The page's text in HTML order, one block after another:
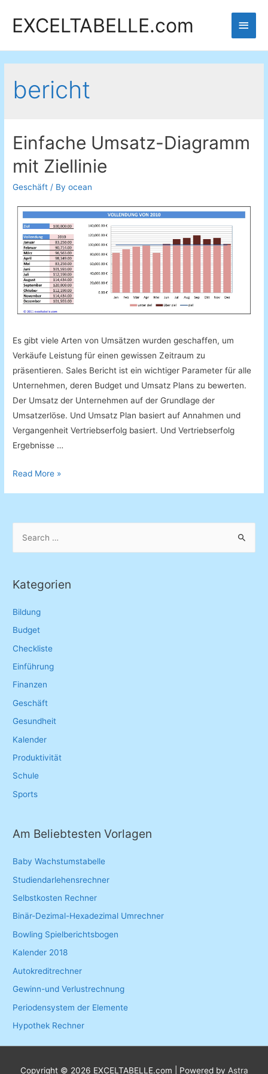
EXCELTABELLE.com
Main
bericht
Einfache Umsatz-Diagramm
mit Ziellinie
Geschäft / Byocean
Es gibt viele Arten von Umsätzen wurden geschaffen, um
Verkäufe Leistung für einen gewissen Zeitraum zu
präsentieren. Sales Bericht ist ein wichtiger Parameter für alle
Unternehmen, deren Budget und Umsatz Plans zu bewerten.
Der Umsatz der Unternehmen auf der Grundlage der
Umsatzerlöse. Und Umsatz Plan basiert auf Annahmen und
Vergangenheit Vertriebserfolg basiert. Und Vertriebserfolg
Ergebnisse …
Einfache
Ziellinie
Read More »
r
h
f
o
Kategorien
Bildung
Budget
Checkliste
Einführung
Finanzen
Geschäft
Gesundheit
Kalender
Produktivität
Schule
Sports
Am Beliebtesten Vorlagen
Baby Wachstumstabelle
Studiendarlehensrechner
Selbstkosten Rechner
Binär-Dezimal-Hexadezimal Umrechner
Bowling Spielberichtsbogen
Kalender 2018
Autokreditrechner
Gewinn-und Verlustrechnung
Periodensystem der Elemente
Hypothek Rechner
Copyright © 2026 EXCELTABELLE.com | Powered by Astra